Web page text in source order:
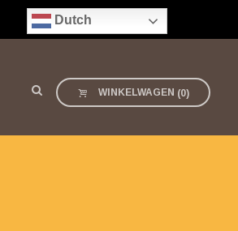
Dutch
WINKELWAGEN (0)